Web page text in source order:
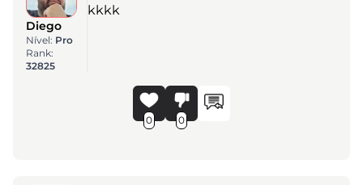
Diego
Nível: Pro
Rank:
32825
kkkk
0 0